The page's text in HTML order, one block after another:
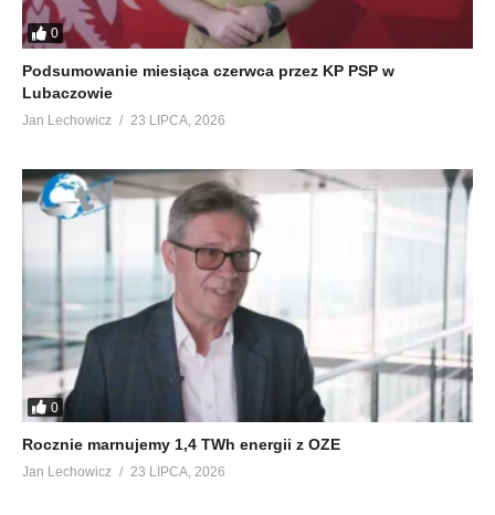
0
Podsumowanie miesiąca czerwca przez KP PSP w
Lubaczowie
Jan Lechowicz 23 LIPCA, 2026
0
Rocznie marnujemy 1,4 TWh energii z OZE
Jan Lechowicz 23 LIPCA, 2026